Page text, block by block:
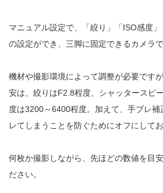
マニュアル設定で、「絞り」「ISO感度」
の設定ができ、三脚に固定できるカメラ
機材や撮影環境によって調整が必要です
安は、絞りはF2.8程度、シャッタースピ
度は3200～6400程度。加えて、手ブレ
レてしまうことを防ぐためにオフにしてお
何枚か撮影しながら、先ほどの数値を目
ださい。